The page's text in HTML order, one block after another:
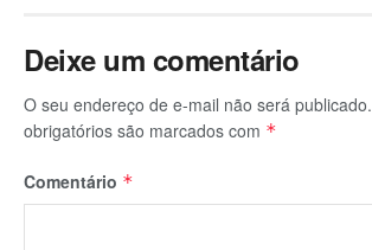
Deixe um comentário
O seu endereço de e-mail não será publicado.
obrigatórios são marcados com *
Comentário *